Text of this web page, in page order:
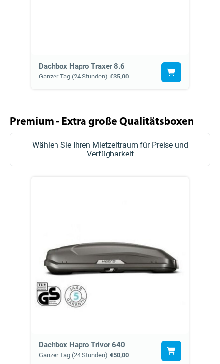
Dachbox Hapro Traxer 8.6
Ganzer Tag (24 Stunden) €35,00
Premium - Extra große Qualitätsboxen
Wählen Sie Ihren Mietzeitraum für Preise und
Verfügbarkeit
Dachbox Hapro Trivor 640
Ganzer Tag (24 Stunden) €50,00